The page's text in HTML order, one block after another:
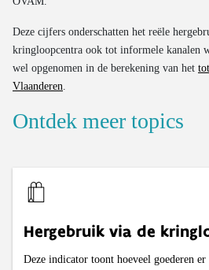
Deze cijfers onderschatten het reële
kringloopcentra ook tot informele kanalen
wel opgenomen in de berekening van het
Vlaanderen
Ontdek meer topics
Hergebruik via de
Deze indicator toont hoeveel goederen